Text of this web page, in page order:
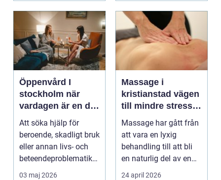
Öppenvård I
stockholm när
vardagen är en del
av behandlingen
Att söka hjälp för
beroende, skadligt bruk
eller annan livs- och
beteendeproblematik
är ett stort st...
03 maj 2026
Massage i
kristianstad vägen
till mindre stress
och mer energi i
vardagen
Massage har gått från
att vara en lyxig
behandling till att bli
en naturlig del av en
hållbar livsst...
24 april 2026